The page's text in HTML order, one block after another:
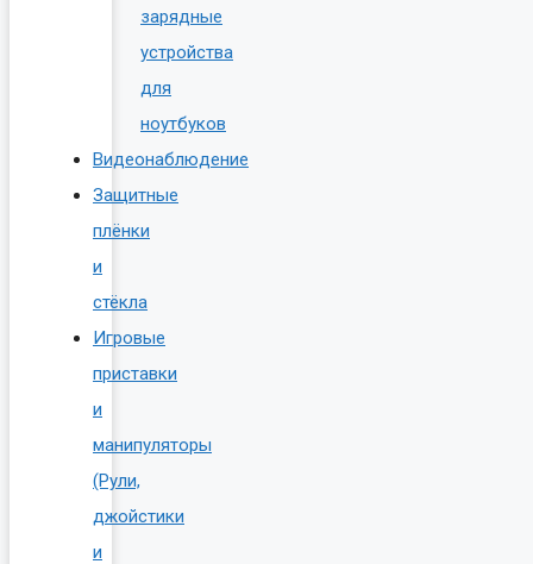
зарядные
устройства
для
ноутбуков
Видеонаблюдение
Защитные
плёнки
и
стёкла
Игровые
приставки
и
манипуляторы
(Рули,
джойстики
и